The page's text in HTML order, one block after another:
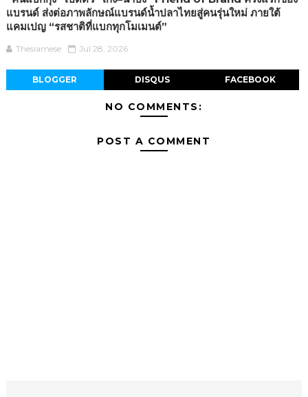
แบรนด์ ส่งต่อภาพลักษณ์แบรนด์น้ำปลาไทยสู่คนรุ่นใหม่ ภายใต้
แคมเปญ “รสชาติที่แบกทุกโมเมนต์”
Thesiamese Jul 28, 2026
BLOGGER DISQUS FACEBOOK
NO COMMENTS:
POST A COMMENT